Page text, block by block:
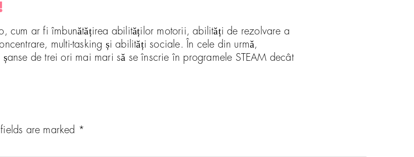
cum ar fi îmbunătățirea abilităților motorii, abilități de rezolvare a
multi-tasking și abilități sociale. În cele din urmă,
de trei ori mai mari să se înscrie în programele STEAM decât
are marked *